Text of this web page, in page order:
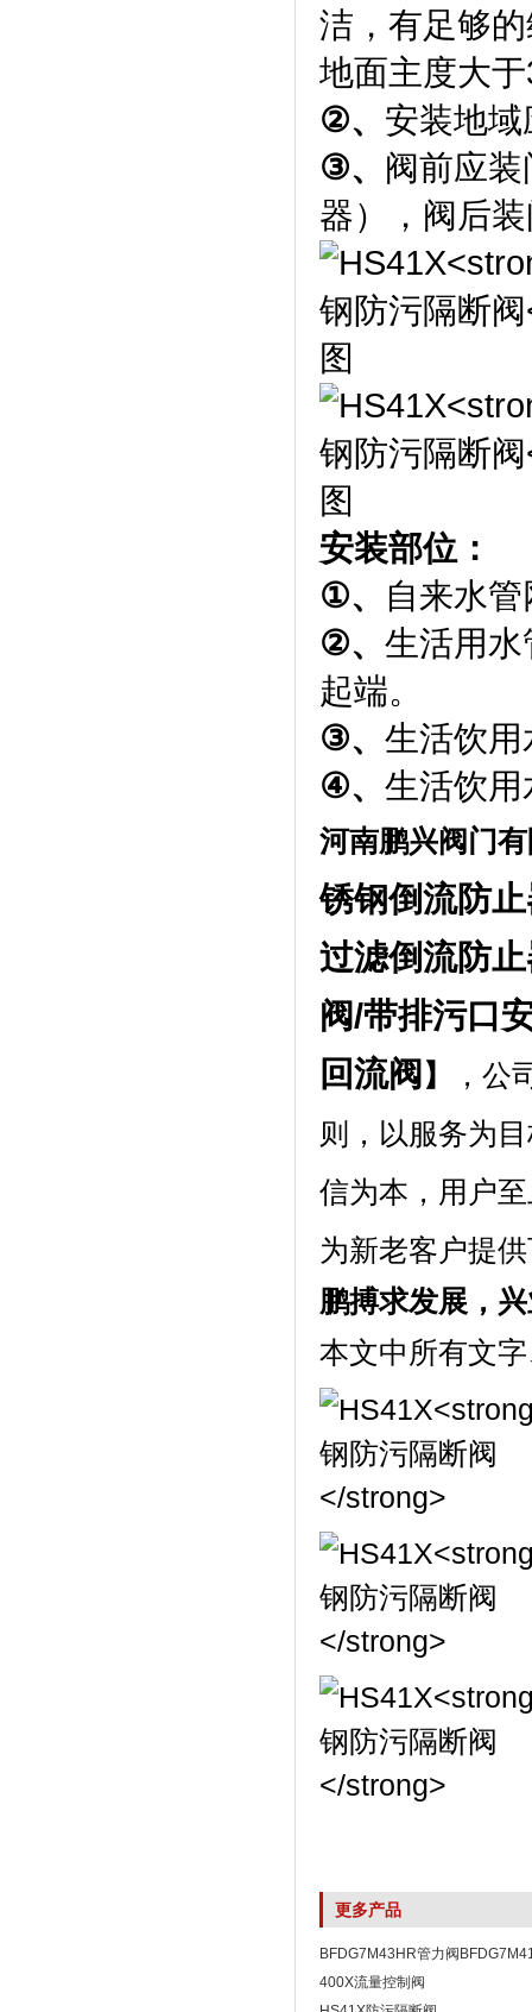
洁，有足够
地面主度大
②、 安装地
③、 阀前应
器），阀后
安装部位：
①、
自来水
②、 生活用
起端。
③、 生活饮
④、 生活饮
河南鹏兴阀门
锈钢倒流防
过滤倒流防
阀/带排污口
回流阀 】
，公
则，以服务为
信为本，用户
为新老客户提
鹏搏求发展，
本文中所有文
更多产品
BFDG7M43HR管力阀
阀
400X流量控制阀